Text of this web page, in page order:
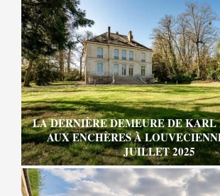
LA DERNIÈRE DEMEURE DE
AUX ENCHÈRES À
JUILLET 2025